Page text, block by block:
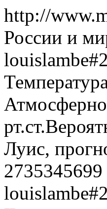
http://
России и
Луис,
2735345699